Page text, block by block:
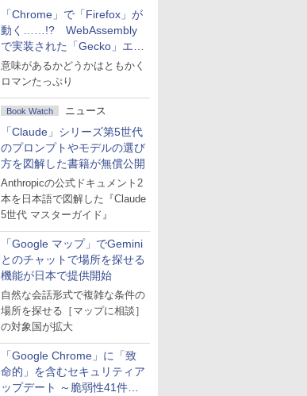
「Chrome」で「Firefox」が
動く……!? WebAssembly
で実装された「Gecko」エン
ジン
意味があるかどうかはともかく
ロマンたっぷり
Book Watch ニュース
「Claude」シリーズ第5世代
のプロンプトやモデルの選び
方を図解した書籍が無償公開
Anthropicの公式ドキュメント2
本を日本語で図解した『Claude
5世代 マスターガイド』
「Google マップ」でGemini
とのチャットで場所を探せる
機能が日本で提供開始
自然な会話形式で複雑な条件の
場所を探せる［マップに相談］
の対象国が拡大
「Google Chrome」に「致
命的」を含むセキュリティア
ップデート ～脆弱性41件に